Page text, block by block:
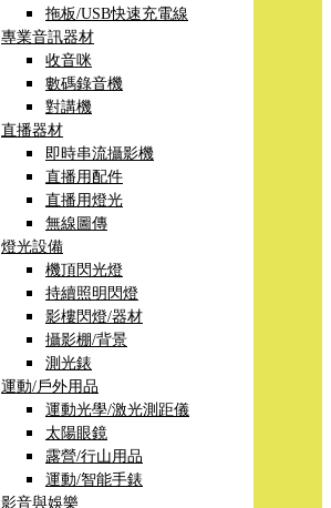
拖板/USB快速充電線
專業音訊器材
收音咪
數碼錄音機
對講機
直播器材
即時串流攝影機
直播用配件
直播用燈光
無線圖傳
燈光設備
機頂閃光燈
持續照明閃燈
影樓閃燈/器材
攝影棚/背景
測光錶
運動/戶外用品
運動光學/激光測距儀
太陽眼鏡
露營/行山用品
運動/智能手錶
影音與娛樂